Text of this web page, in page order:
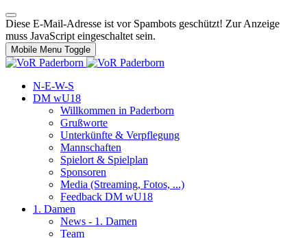
Diese E-Mail-Adresse ist vor Spambots geschützt! Zur Anzeige
muss JavaScript eingeschaltet sein.
Mobile Menu Toggle
N-E-W-S
DM wU18
Willkommen in Paderborn
Grußworte
Unterkünfte & Verpflegung
Mannschaften
Spielort & Spielplan
Sponsoren
Media (Streaming, Fotos, ...)
Feedback DM wU18
1. Damen
News - 1. Damen
Team